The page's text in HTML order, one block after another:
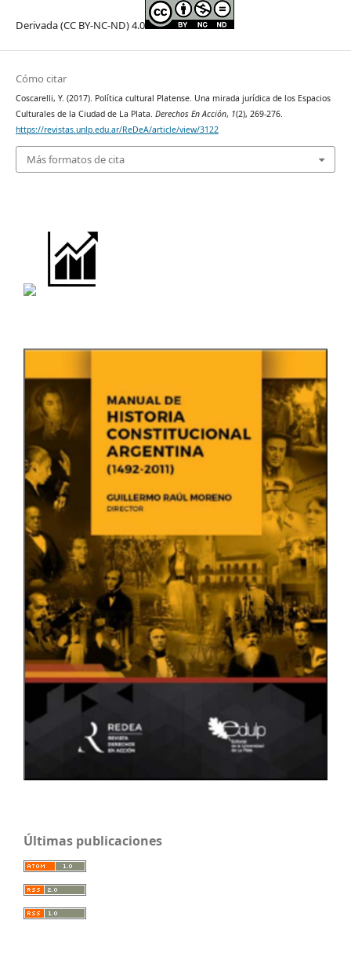
Derivada (CC BY-NC-ND) 4.0
Cómo citar
Coscarelli, Y. (2017). Política cultural Platense. Una mirada jurídica de los Espacios
Culturales de la Ciudad de La Plata. Derechos En Acción, 1(2), 269-276.
https://revistas.unlp.edu.ar/ReDeA/article/view/3122
Más formatos de cita
Últimas publicaciones